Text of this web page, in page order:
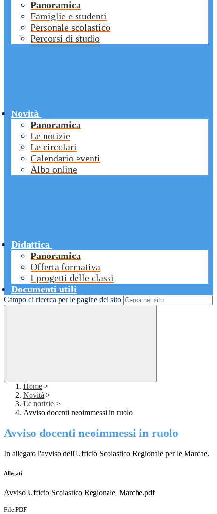
Panoramica
Famiglie e studenti
Personale scolastico
Percorsi di studio
Novità
Panoramica
Le notizie
Le circolari
Calendario eventi
Albo online
Didattica
Panoramica
Offerta formativa
I progetti delle classi
Documenti utili
Campo di ricerca per le pagine del sito
Home >
Novità >
Le notizie >
Avviso docenti neoimmessi in ruolo
Avviso docenti neoimmessi in ruolo
In allegato l'avviso dell'Ufficio Scolastico Regionale per le Marche.
Allegati
Avviso Ufficio Scolastico Regionale_Marche.pdf
File PDF